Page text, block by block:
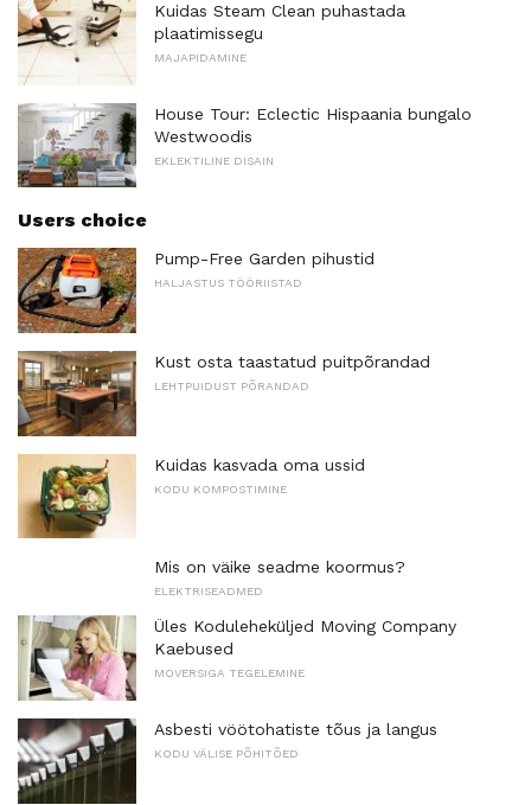
Kuidas Steam Clean puhastada
plaatimissegu
MAJAPIDAMINE
House Tour: Eclectic Hispaania bungalo
Westwoodis
EKLEKTILINE DISAIN
Users choice
Pump-Free Garden pihustid
HALJASTUS TÖÖRIISTAD
Kust osta taastatud puitpõrandad
LEHTPUIDUST PÕRANDAD
Kuidas kasvada oma ussid
KODU KOMPOSTIMINE
Mis on väike seadme koormus?
ELEKTRISEADMED
Üles Koduleheküljed Moving Company
Kaebused
MOVERSIGA TEGELEMINE
Asbesti vöötohatiste tõus ja langus
KODU VÄLISE PÕHITÕED